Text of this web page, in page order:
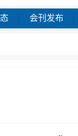
会刊发布